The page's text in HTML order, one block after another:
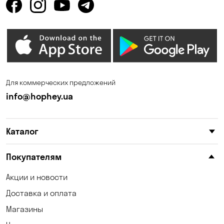
Гостомель
Зазимье Запорожье
Каменные Потоки
Клинцы
Корсунцы
Коцюбинское
Для коммерческих предложений
info@hophey.ua
Каталог
Покупателям
Акции и новости
Доставка и оплата
Магазины